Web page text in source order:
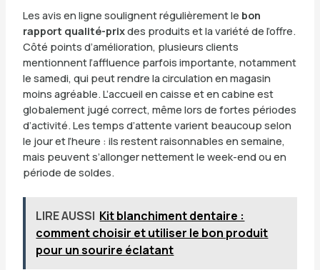
Les avis en ligne soulignent régulièrement le bon
rapport qualité-prixdes produits et la variété de l’offre.
Côté points d’amélioration, plusieurs clients
mentionnent l’affluence parfois importante, notamment
le samedi, qui peut rendre la circulation en magasin
moins agréable. L’accueil en caisse et en cabine est
globalement jugé correct, même lors de fortes périodes
d’activité. Les temps d’attente varient beaucoup selon
le jour et l’heure : ils restent raisonnables en semaine,
mais peuvent s’allonger nettement le week-end ou en
période de soldes.
LIRE AUSSI Kit blanchiment dentaire :
comment choisir et utiliser le bon produit
pour un sourire éclatant